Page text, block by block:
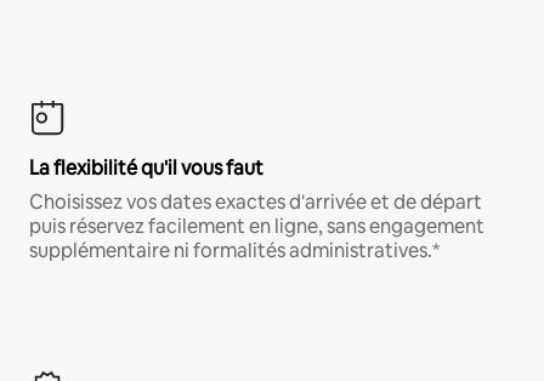
La flexibilité qu'il vous faut
Choisissez vos dates exactes d'arrivée et de départ
puis réservez facilement en ligne, sans engagement
supplémentaire ni formalités administratives.*